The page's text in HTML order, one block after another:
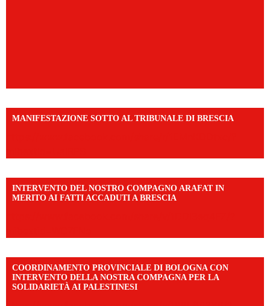
MANIFESTAZIONE SOTTO AL TRIBUNALE DI BRESCIA
INTERVENTO DEL NOSTRO COMPAGNO ARAFAT IN
MERITO AI FATTI ACCADUTI A BRESCIA
COORDINAMENTO PROVINCIALE DI BOLOGNA CON
INTERVENTO DELLA NOSTRA COMPAGNA PER LA
SOLIDARIETÀ AI PALESTINESI